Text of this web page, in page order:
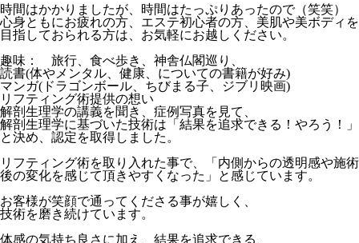
時間はかかりましたが、時間はたっぷりあったので（笑笑）
心身ともにお疲れの方、エステ初心者の方、美肌や美ボディを
目指しておられる方は、お気軽にお越しください。
趣味： 旅行、食べ歩き、神舎仏閣巡り、
読書(体やメンタル、健康、についての書籍が好み)
マンガ(ドラゴンボール、ちびまる子、ジブリ映画)
リフティング術提供の想い
解剖生理学の講義を聞き、症例写真を見て、
解剖生理学に基づいた技術は「結果を追求できる！やろう！」
と決め、認定を取得しました。
リフティング術を取り入れた事で、「内側からの透明感や施術
後の変化を感じて頂きやすくなった」と感じています。
お客様が笑顔で通ってくださる事が嬉しく、
技術を磨き続けています。
体感の気持ち良さに加え、結果を追求できる、